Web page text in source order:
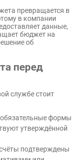
превращается в
в компании
данные,
бюджет на
об
перед
службе стоит
обязательные формы
утверждённой
подтверждены